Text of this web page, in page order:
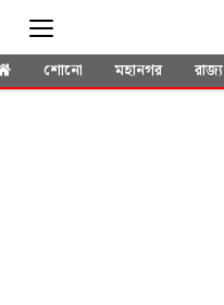
শোনো মহানগর রাজ্য